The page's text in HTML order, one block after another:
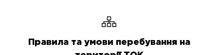
Правила та умови перебування на